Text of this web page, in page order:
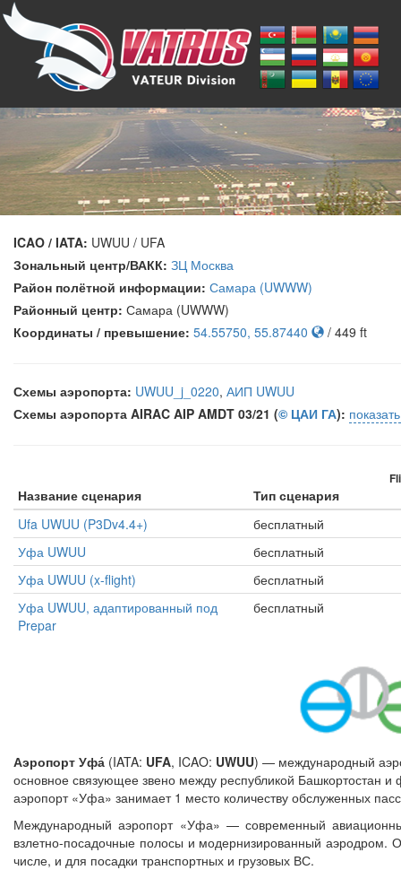
ICAO / IATA: UWUU / UFA
Зональный центр/ВАКК: ЗЦ Москва
Район полётной информации: Самара (UWWW)
Районный центр: Самара (UWWW)
Координаты / превышение: 54.55750, 55.87440 / 449 ft
Схемы аэропорта: UWUU_j_0220, АИП UWUU
Схемы аэропорта AIRAC AIP AMDT 03/21 (© ЦАИ ГА):
Название сценария Тип сценария
Ufa UWUU (P3Dv4.4+)
бесплатный
Уфа UWUU
бесплатный
Уфа UWUU (x-flight)
бесплатный
Уфа UWUU, адаптированный под
Prepar
бесплатный
Аэропорт Уфа́ (IATA: UFA, ICAO: UWUU) — международный
основное связующее звено между республикой
аэропорт «Уфа» занимает 1 место количеству обслуженных
Международный аэропорт «Уфа» — современный
взлетно-посадочные полосы и модернизированный аэродром.
числе, и для посадки транспортных и грузовых ВС.